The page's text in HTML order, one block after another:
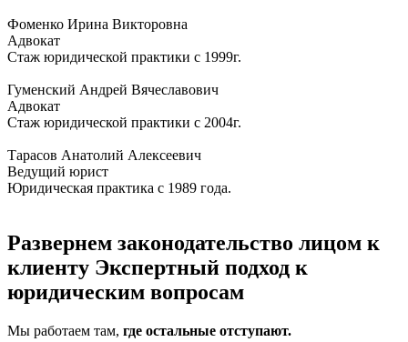
Фоменко Ирина Викторовна
Адвокат
Стаж юридической практики с 1999г.
Гуменский Андрей Вячеславович
Адвокат
Стаж юридической практики с 2004г.
Тарасов Анатолий Алексеевич
Ведущий юрист
Юридическая практика с 1989 года.
Развернем законодательство лицом к
клиенту Экспертный подход к
юридическим вопросам
Мы работаем там, где остальные отступают.